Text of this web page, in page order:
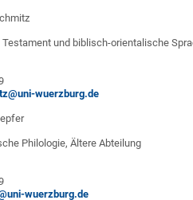
und biblisch-orientalische
wuerzburg.de
Philologie, Ältere Abteilung
wuerzburg.de